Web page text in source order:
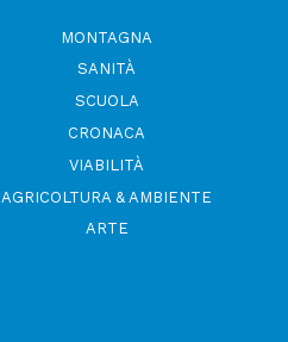
MONTAGNA
SANITÀ
SCUOLA
CRONACA
VIABILITÀ
AGRICOLTURA & AMBIENTE
ARTE